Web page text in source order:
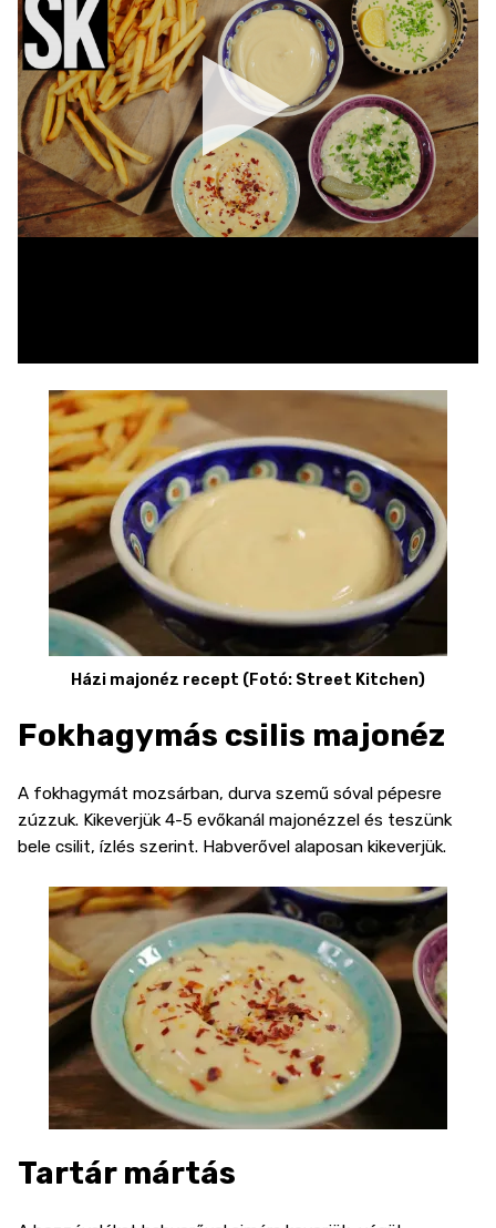
Házi majonéz recept (Fotó: Street Kitchen)
Fokhagymás csilis majonéz
A fokhagymát mozsárban, durva szemű sóval pépesre
zúzzuk. Kikeverjük 4-5 evőkanál majonézzel és teszünk
bele csilit, ízlés szerint. Habverővel alaposan kikeverjük.
Tartár mártás